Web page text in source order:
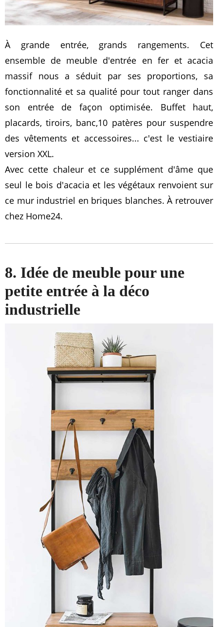
À grande entrée, grands rangements. Cet
ensemble de meuble d'entrée en fer et acacia
massif nous a séduit par ses proportions, sa
fonctionnalité et sa qualité pour tout ranger dans
son entrée de façon optimisée. Buffet haut,
placards, tiroirs, banc,10 patères pour suspendre
des vêtements et accessoires... c'est le vestiaire
version XXL.
Avec cette chaleur et ce supplément d'âme que
seul le bois d'acacia et les végétaux renvoient sur
ce mur industriel en briques blanches. À retrouver
chez Home24.
8. Idée de meuble pour une
petite entrée à la déco
industrielle